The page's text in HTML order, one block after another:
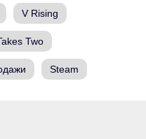
V Rising
Two
Steam